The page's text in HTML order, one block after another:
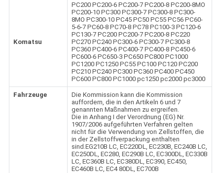
Komatsu
PC200 PC200-6 PC200-7 PC200-8 PC200-8MO
PC200-10 PC300 PC300-7 PC300-8 PC300-
8MO PC300-10 PC45 PC50 PC55 PC56 PC60-
5-6-7 PC60-8 PC70-8 PC78 PC100-3 PC120-6
PC130-7 PC200 PC200-7 PC200-8 PC220
PC270 PC240 PC300-6 PC300-7 PC300-8
PC360 PC400-6 PC400-7 PC400-8 PC450-6
PC600-6 PC650-3 PC650 PC800 PC1000
PC1200 PC1250 PC55 PC100 PC120 PC200
PC210 PC240 PC300 PC360 PC400 PC450
PC600 PC800 PC1000 pc1250 pc2000 pc3000
Fahrzeuge
Die Kommission kann die Kommission
auffordern, die in den Artikeln 6 und 7
genannten Maßnahmen zu ergreifen.
Die in Anhang I der Verordnung (EG) Nr.
1907/2006 aufgeführten Verfahren gelten
nicht für die Verwendung von Zellstoffen, die
in der Zellstoffverpackung enthalten
sind.EG210B LC, EC220DL, EC230B, EC240B LC,
EC250DL, EC280, EC290B LC, EC300DL, EC330B
LC, EC360B LC, EC380DL, EC390, EC450,
EC460B LC, EC4 80DL, EC700B